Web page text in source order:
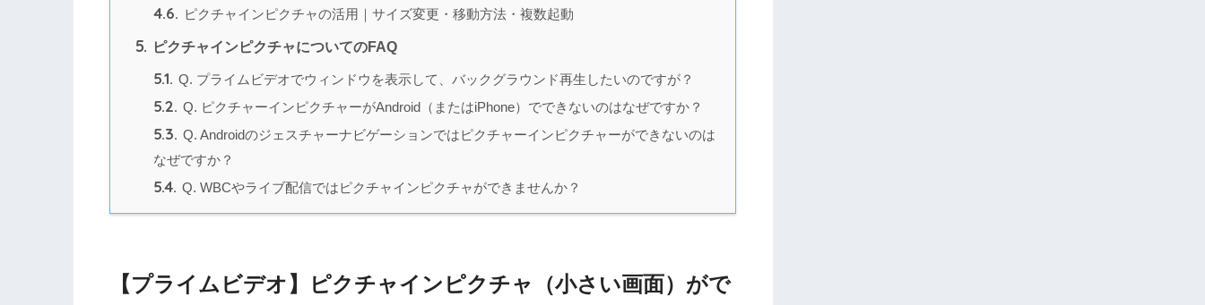
4.6. ピクチャインピクチャの活用｜サイズ変更・移動方法・複数起動
5. ピクチャインピクチャについてのFAQ
5.1. Q. プライムビデオでウィンドウを表示して、バックグラウンド再生したいのですが？
5.2. Q. ピクチャーインピクチャーがAndroid（またはiPhone）でできないのはなぜですか？
5.3. Q. Androidのジェスチャーナビゲーションではピクチャーインピクチャーができないのは
なぜですか？
5.4. Q. WBCやライブ配信ではピクチャインピクチャができませんか？
【プライムビデオ】ピクチャインピクチャ（小さい画面）がで